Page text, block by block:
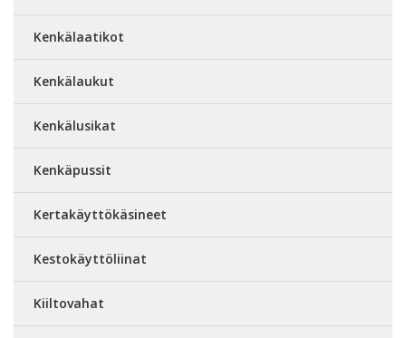
Kenkälaatikot
Kenkälaukut
Kenkälusikat
Kenkäpussit
Kertakäyttökäsineet
Kestokäyttöliinat
Kiiltovahat